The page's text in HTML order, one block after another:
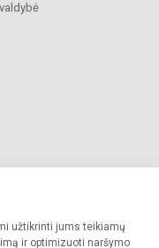
užtikrinti jums teikiamų
ir optimizuoti naršymo
teisės saugomos.